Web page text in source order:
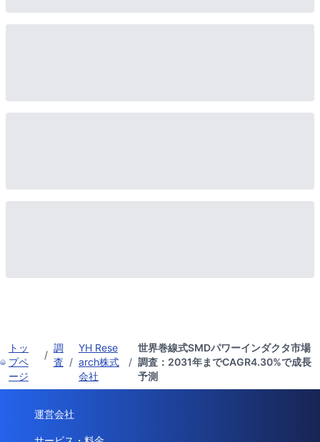
トッ
プペ
ージ
/
調
査 /
YH Rese
arch株式
会社
/
世界巻線式SMDパワーインダクタ市場
調査：2031年までCAGR4.30%で成長
予測
運営会社